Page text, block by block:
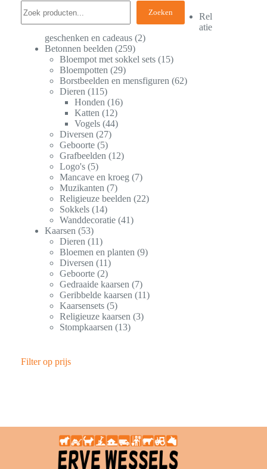
Zoeken
Rel
atie
geschenken en cadeaus 2
Betonnen beelden
259
Bloempot met sokkel sets 15
Bloempotten
29
Borstbeelden en mensfiguren 62
Dieren
115
Honden
16
Katten
12
Vogels 44
Diversen
27
Geboorte 5
Grafbeelden
12
Logo's 5
Mancave en kroeg
7
Muzikanten
7
Religieuze beelden
22
Sokkels 14
Wanddecoratie 41
Kaarsen
53
Dieren
11
Bloemen en planten 9
Diversen
11
Geboorte 2
Gedraaide kaarsen
7
Geribbelde kaarsen
11
Kaarsensets 5
Religieuze kaarsen 3
Stompkaarsen
13
Filter op prijs